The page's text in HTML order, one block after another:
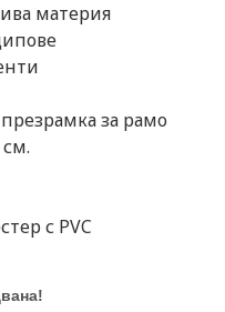
материя
за рамо
с PVC